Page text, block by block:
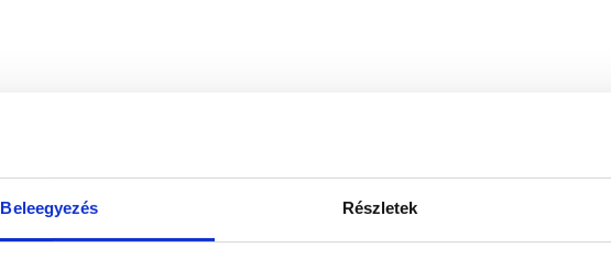
Beleegyezés Részletek